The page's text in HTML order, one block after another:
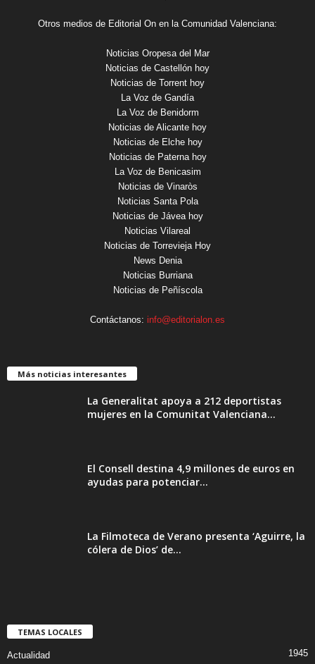
Otros medios de Editorial On en la Comunidad Valenciana:
Noticias Oropesa del Mar
Noticias de Castellón hoy
Noticias de Torrent hoy
La Voz de Gandía
La Voz de Benidorm
Noticias de Alicante hoy
Noticias de Elche hoy
Noticias de Paterna hoy
La Voz de Benicasim
Noticias de Vinaròs
Noticias Santa Pola
Noticias de Jávea hoy
Noticias Vilareal
Noticias de Torrevieja Hoy
News Denia
Noticias Burriana
Noticias de Peñíscola
Contáctanos: info@editorialon.es
Más noticias interesantes
La Generalitat apoya a 212 deportistas
mujeres en la Comunitat Valenciana...
El Consell destina 4,9 millones de euros en
ayudas para potenciar...
La Filmoteca de Verano presenta ‘Aguirre, la
cólera de Dios’ de...
TEMAS LOCALES
Actualidad 1945